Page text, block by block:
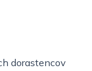
dorastencov